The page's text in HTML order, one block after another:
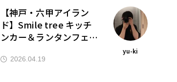
【神戸・六甲アイラン
ド】Smile tree キッチ
ンカー＆ランタンフェス
ち上げ×グルメを満喫
yu-ki
2026.04.19